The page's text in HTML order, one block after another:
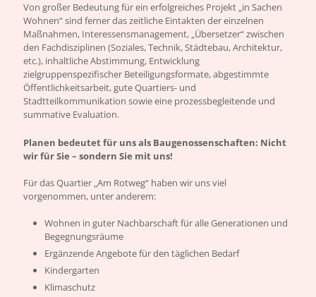
Von großer Bedeutung für ein erfolgreiches Projekt „in Sachen
Wohnen“ sind ferner das zeitliche Eintakten der einzelnen
Maßnahmen, Interessensmanagement, „Übersetzer“ zwischen
den Fachdisziplinen (Soziales, Technik, Städtebau, Architektur,
etc.), inhaltliche Abstimmung, Entwicklung
zielgruppenspezifischer Beteiligungsformate, abgestimmte
Öffentlichkeitsarbeit, gute Quartiers- und
Stadtteilkommunikation sowie eine prozessbegleitende und
summative Evaluation.
Planen bedeutet für uns als Baugenossenschaften: Nicht
wir für Sie – sondern Sie mit uns!
Für das Quartier „Am Rotweg“ haben wir uns viel
vorgenommen, unter anderem:
Wohnen in guter Nachbarschaft für alle Generationen und
Begegnungsräume
Ergänzende Angebote für den täglichen Bedarf
Kindergarten
Klimaschutz